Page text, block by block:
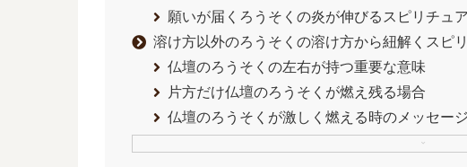
願いが届くろうそくの炎が伸びるスピリチュ
溶け方以外のろうそくの溶け方から紐解くスピ
仏壇のろうそくの左右が持つ重要な意味
片方だけ仏壇のろうそくが燃え残る場合
仏壇のろうそくが激しく燃える時のメッセージ